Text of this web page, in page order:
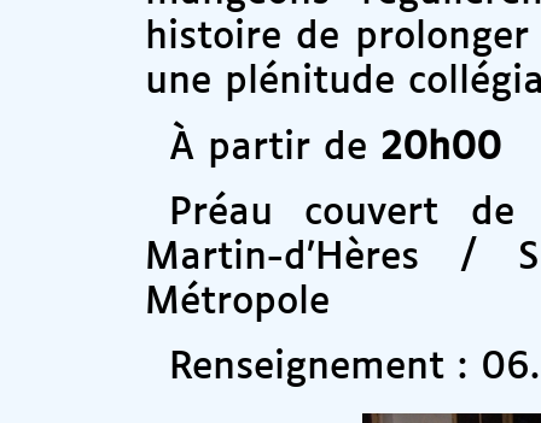
histoire de
une plénitude
À partir de 20h00
Préau couvert de
Martin-d’Hères /
Métropole
Renseignement :